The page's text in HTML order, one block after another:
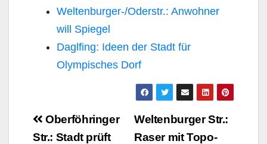
Weltenburger-/Oderstr.: Anwohner
will Spiegel
Daglfing: Ideen der Stadt für
Olympisches Dorf
Beitragsnavigation
Weltenburger Str.:
Raser mit Topo-
Oberföhringer
Str.: Stadt prüft